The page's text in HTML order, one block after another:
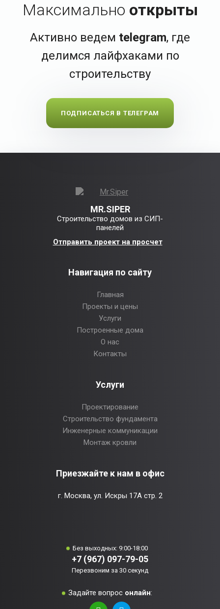
Максимально открыты
Активно ведем telegram, где
делимся лайфхаками по
строительству
ПОДПИСАТЬСЯ В ТЕЛЕГРАМ
MR.SIPER
Строительство домов из СИП-
панелей
Отправить проект на просчет
Навигация по сайту
Главная
Проекты и цены
Услуги
Построенные дома
О нас
Контакты
Услуги
Проектирование
Строительство фундамента
Инженерные коммуникации
Монтаж кровли
Приезжайте к нам в офис
г. Москва, ул. Искры 17А стр. 2
Без выходных: 9:00-18:00
+7 (967) 097-79-05
Перезвоним за 30 секунд
Задайте вопрос онлайн: